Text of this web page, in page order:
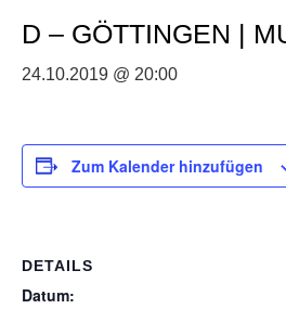
D – GÖTTINGEN |
24.10.2019 @ 20:00
Zum Kalender hinzufügen
DETAILS
Datum: